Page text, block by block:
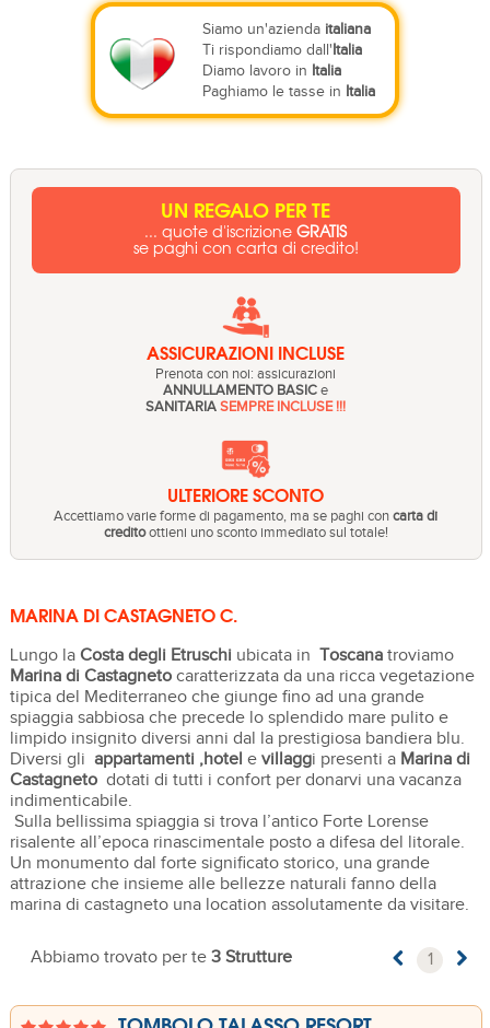
Siamo un'azienda italiana
Ti rispondiamo dall'Italia
Diamo lavoro in Italia
Paghiamo le tasse in Italia
UN REGALO PER TE
... quote d'iscrizioneGRATIS
se paghi con carta di credito!
ASSICURAZIONI INCLUSE
Prenota con noi: assicurazioni
ANNULLAMENTO BASICe
SANITARIASEMPRE INCLUSE !!!
ULTERIORE SCONTO
Accettiamo varie forme di pagamento, ma se paghi concarta di
creditoottieni uno sconto immediato sul totale!
MARINA DI CASTAGNETO C.
Lungo la Costa degli Etruschi ubicata in Toscanatroviamo
Marina di Castagnetocaratterizzata da una ricca vegetazione
tipica del Mediterraneo che giunge fino ad una grande
spiaggia sabbiosa che precede lo splendido mare pulito e
limpido insignito diversi anni dal la prestigiosa bandiera blu.
Diversi gli appartamenti ,hotel e villaggi presenti a Marina di
Castagnetodotati di tutti i confort per donarvi una vacanza
indimenticabile.
Sulla bellissima spiaggia si trova l’antico Forte Lorense
risalente all’epoca rinascimentale posto a difesa del litorale.
Un monumento dal forte significato storico, una grande
attrazione che insieme alle bellezze naturali fanno della
marina di castagneto una location assolutamente da visitare.
Abbiamo trovato per te3 Strutture 1